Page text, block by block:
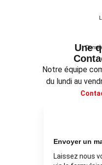
Une
Notre équipe
du lundi au
Envoyer un
Laissez nous